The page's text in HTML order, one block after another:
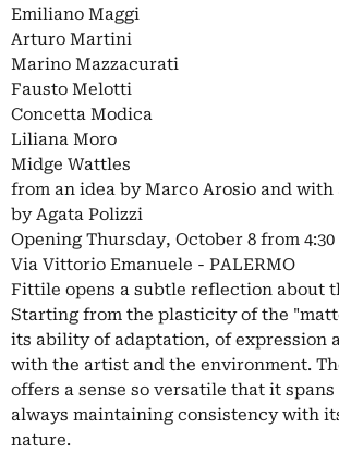
Emiliano Maggi
Arturo Martini
Marino Mazzacurati
Fausto Melotti
Concetta Modica
Liliana Moro
Midge Wattles
from an idea by Marco Arosio and
by Agata Polizzi
Opening Thursday, October 8 from
Via Vittorio Emanuele - PALERMO
Fittile opens a subtle reflection about
Starting from the plasticity of the
its ability of adaptation, of expression
with the artist and the environment.
offers a sense so versatile that it
always maintaining consistency with
nature.